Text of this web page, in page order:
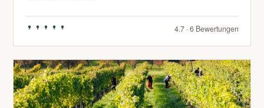
4.7 · 6 Bewertungen